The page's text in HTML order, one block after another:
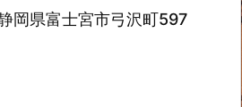
岡県富士宮市弓沢町597